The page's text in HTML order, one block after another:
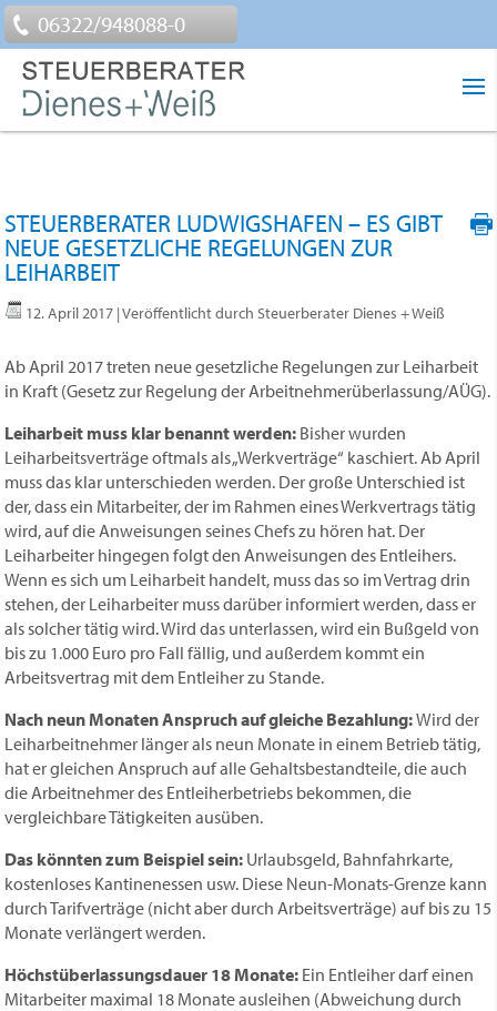
06322/948088-0
STEUERBERATER LUDWIGSHAFEN – ES GIBT
NEUE GESETZLICHE REGELUNGEN ZUR
LEIHARBEIT
12. April 2017 | Veröffentlicht durch Steuerberater Dienes + Weiß
Ab April 2017 treten neue gesetzliche Regelungen zur Leiharbeit
in Kraft (Gesetz zur Regelung der Arbeitnehmerüberlassung/AÜG).
Leiharbeit muss klar benannt werden: Bisher wurden
Leiharbeitsverträge oftmals als „Werkverträge“ kaschiert. Ab April
muss das klar unterschieden werden. Der große Unterschied ist
der, dass ein Mitarbeiter, der im Rahmen eines Werkvertrags tätig
wird, auf die Anweisungen seines Chefs zu hören hat. Der
Leiharbeiter hingegen folgt den Anweisungen des Entleihers.
Wenn es sich um Leiharbeit handelt, muss das so im Vertrag drin
stehen, der Leih­arbeiter muss darüber informiert werden, dass er
als solcher tätig wird. Wird das unterlassen, wird ein Bußgeld von
bis zu 1.000 Euro pro Fall fällig, und außerdem kommt ein
Arbeitsvertrag mit dem Entleiher zu Stande.
Nach neun Monaten Anspruch auf gleiche Bezahlung:Wird der
Leih­arbeitnehmer länger als neun Monate in einem Betrieb tätig,
hat er gleichen Anspruch auf alle Gehaltsbestandteile, die auch
die Arbeitnehmer des Entleiherbetriebs bekommen, die
vergleichbare Tätigkeiten ausüben.
Das könnten zum Beispiel sein: Urlaubsgeld, Bahnfahrkarte,
kostenloses Kantinenessen usw. Diese Neun-Monats-Grenze kann
durch Tarifverträge (nicht aber durch Arbeitsverträge) auf bis zu 15
Monate verlängert werden.
Höchstüberlassungsdauer 18 Monate: Ein Entleiher darf einen
Mitarbeiter maximal 18 Monate ausleihen (Abweichung durch